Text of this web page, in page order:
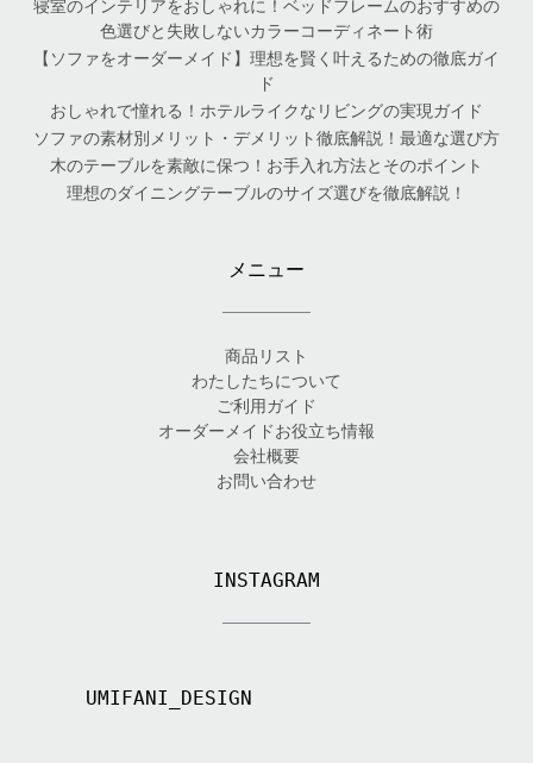
寝室のインテリアをおしゃれに！ベッドフレームのおすすめの
色選びと失敗しないカラーコーディネート術
【ソファをオーダーメイド】理想を賢く叶えるための徹底ガイ
ド
おしゃれで憧れる！ホテルライクなリビングの実現ガイド
ソファの素材別メリット・デメリット徹底解説！最適な選び方
木のテーブルを素敵に保つ！お手入れ方法とそのポイント
理想のダイニングテーブルのサイズ選びを徹底解説！
メニュー
商品リスト
わたしたちについて
ご利用ガイド
オーダーメイドお役立ち情報
会社概要
お問い合わせ
INSTAGRAM
UMIFANI_DESIGN